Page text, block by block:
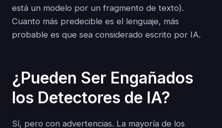
está un modelo por un fragmento de texto).
Cuanto más predecible es el lenguaje, más
probable es que sea considerado escrito por IA.
¿Pueden Ser Engañados
los Detectores de IA?
Sí, pero con advertencias. La mayoría de los